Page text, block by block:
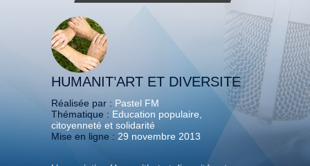
HUMANIT’ART ET DIVERSITE
Réalisée par : Pastel FM
Thématique : Education populaire,
citoyenneté et solidarité
Mise en ligne : 29 novembre 2013